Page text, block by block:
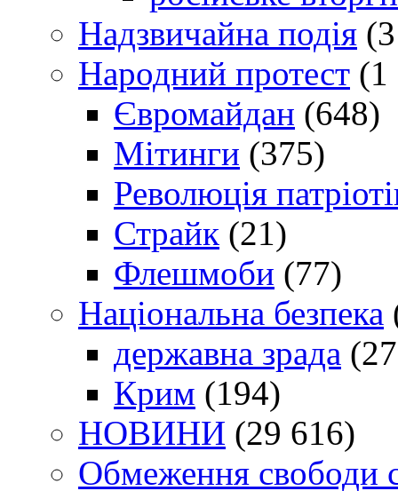
Надзвичайна подія
Народний протест (1
Євромайдан (648)
Мітинги (375)
Революція
Страйк (21)
Флешмоби (77)
Національна безпека
державна зрада
Крим (194)
НОВИНИ (29 616)
Обмеження свободи